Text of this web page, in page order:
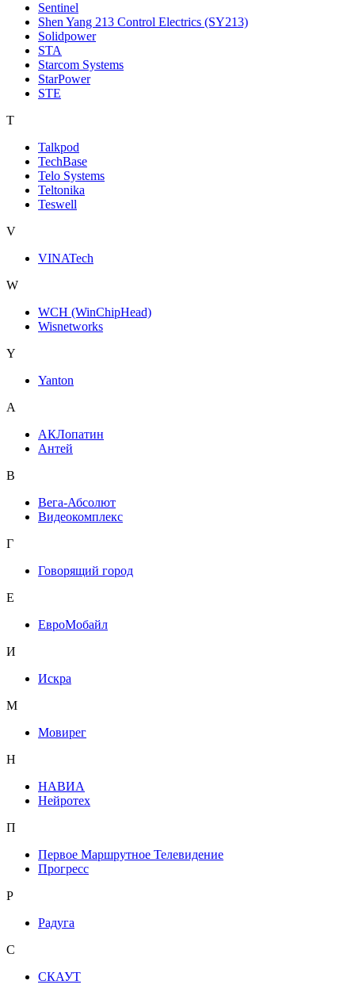
Sentinel
Shen Yang 213 Control Electrics (SY213)
Solidpower
STA
Starcom Systems
StarPower
STE
T
Talkpod
TechBase
Telo Systems
Teltonika
Teswell
V
VINATech
W
WCH (WinChipHead)
Wisnetworks
Y
Yanton
А
АКЛопатин
Антей
В
Вега-Абсолют
Видеокомплекс
Г
Говорящий город
Е
ЕвроМобайл
И
Искра
М
Мовирег
Н
НАВИА
Нейротех
П
Первое Маршрутное Телевидение
Прогресс
Р
Радуга
С
СКАУТ